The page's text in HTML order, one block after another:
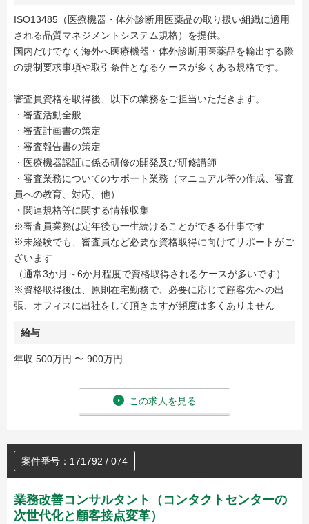
ISO13485（医療機器・体外診断用医薬品の取り扱い組織に適用
される品質マネジメントシステム規格）を提供。
国内だけでなく海外へ医療機器・体外診断用医薬品を輸出する際
の規制要求事項や取引条件となるケースが多くある規格です。
審査員資格を取得後、以下の業務をご担当いただきます。
・審査活動全般
・審査計画書の策定
・審査報告書の策定
・医療機器認証に係る研修の開発及び研修講師
・審査業務についてのサポート業務（マニュアル等の作成、審査
員への教育、対応、他）
・関連規格等に関する情報収集
※審査員業務は定年後も一生続けることができる仕事です
※未経験でも、審査員など必要な資格取得に向けてサポートがご
ざいます
（通常3か月～6か月程度で資格取得されるケースが多いです）
※資格取得後は、原則在宅勤務で、必要に応じて顧客先への出
張、オフィスに出社をして頂きますが頻度は多くありません
給与
年収 500万円 〜 900万円
この求人を見る
案件番号：171792 / 074
業務改善コンサルタント（コンタクトセンターの
次世代化と顧客接点変革）